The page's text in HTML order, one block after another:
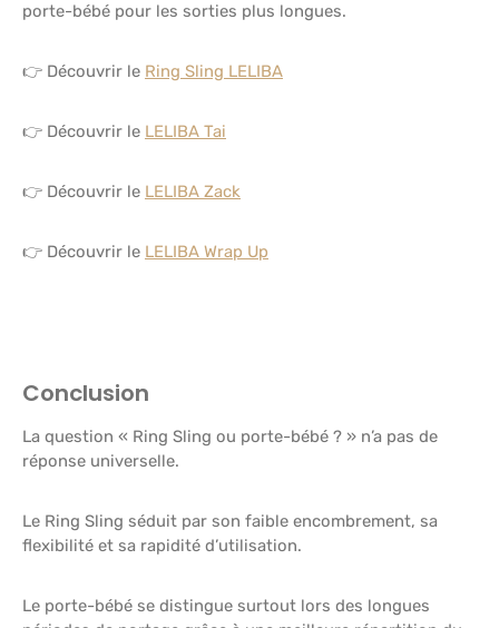
porte-bébé pour les sorties plus longues.
👉 Découvrir le Ring Sling LELIBA
👉 Découvrir le LELIBA Tai
👉 Découvrir le LELIBA Zack
👉 Découvrir le LELIBA Wrap Up
Conclusion
La question « Ring Sling ou porte-bébé ? » n’a pas de
réponse universelle.
Le Ring Sling séduit par son faible encombrement, sa
flexibilité et sa rapidité d’utilisation.
Le porte-bébé se distingue surtout lors des longues